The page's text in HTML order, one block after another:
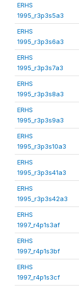
ERHS
1995_r3p3s5a3
ERHS
1995_r3p3s6a3
ERHS
1995_r3p3s7a3
ERHS
1995_r3p3s8a3
ERHS
1995_r3p3s9a3
ERHS
1995_r3p3s10a3
ERHS
1995_r3p3s41a3
ERHS
1995_r3p3s42a3
ERHS
1997_r4p1s3af
ERHS
1997_r4p1s3bf
ERHS
1997_r4p1s3cf